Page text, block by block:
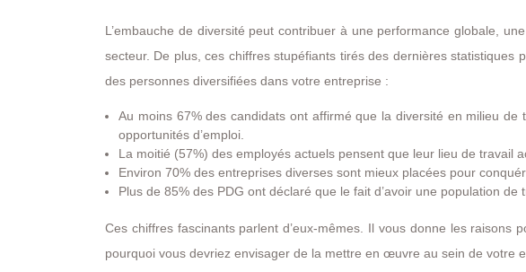
L’embauche de diversité peut contribuer à une performance globale,
secteur. De plus, ces chiffres stupéfiants tirés des dernières statistiques
des personnes diversifiées dans votre entreprise :
Au moins 67% des candidats ont affirmé que la diversité en milieu de
opportunités d’emploi.
La moitié (57%) des employés actuels pensent que leur lieu de travail
Environ 70% des entreprises diverses sont mieux placées pour
Plus de 85% des PDG ont déclaré que le fait d’avoir une population
Ces chiffres fascinants parlent d’eux-mêmes. Il vous donne les raisons
pourquoi vous devriez envisager de la mettre en œuvre au sein de votre